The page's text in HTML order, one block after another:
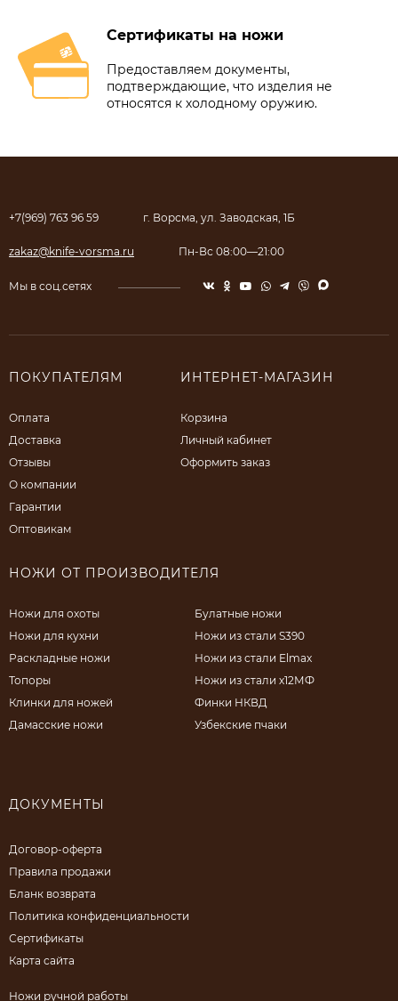
Сертификаты на ножи
Предоставляем документы,
подтверждающие, что изделия не
относятся к холодному оружию.
+7(969) 763 96 59 г. Ворсма, ул. Заводская, 1Б
zakaz@knife-vorsma.ru Пн-Вс 08:00—21:00
Мы в соц.сетях
ПОКУПАТЕЛЯМ
Оплата
Доставка
Отзывы
О компании
Гарантии
Оптовикам
ИНТЕРНЕТ-МАГАЗИН
Корзина
Личный кабинет
Оформить заказ
НОЖИ ОТ ПРОИЗВОДИТЕЛЯ
Ножи для охоты
Ножи для кухни
Раскладные ножи
Топоры
Клинки для ножей
Дамасские ножи
Булатные ножи
Ножи из стали S390
Ножи из стали Elmax
Ножи из стали х12МФ
Финки НКВД
Узбекские пчаки
ДОКУМЕНТЫ
Договор-оферта
Правила продажи
Бланк возврата
Политика конфиденциальности
Сертификаты
Карта сайта
Ножи ручной работы